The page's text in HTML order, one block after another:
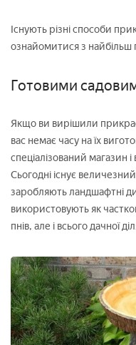
Існують різні способи
ознайомитися з
Готовими
Якщо ви вирішили
вас немає часу на їх
спеціалізований магазин
Сьогодні існує
заробляють ландшафтні
використовують як
пнів, але і всього дачної